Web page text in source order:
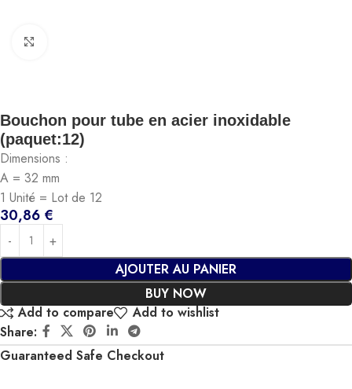
Bouchon pour tube en acier inoxidable
(paquet:12)
Dimensions :
A = 32 mm
1 Unité = Lot de 12
30,86 €
AJOUTER AU PANIER
BUY NOW
Add to compare
Add to wishlist
Share:
Guaranteed Safe Checkout